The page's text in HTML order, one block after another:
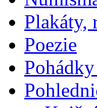
Plakáty,
Poezie